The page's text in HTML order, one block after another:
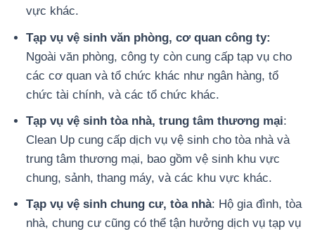
vực khác.
Tạp vụ vệ sinh văn phòng, cơ quan công ty:
Ngoài văn phòng, công ty còn cung cấp tạp vụ cho
các cơ quan và tổ chức khác như ngân hàng, tổ
chức tài chính, và các tổ chức khác.
Tạp vụ vệ sinh tòa nhà, trung tâm thương mại:
Clean Up cung cấp dịch vụ vệ sinh cho tòa nhà và
trung tâm thương mại, bao gồm vệ sinh khu vực
chung, sảnh, thang máy, và các khu vực khác.
Tạp vụ vệ sinh chung cư, tòa nhà: Hộ gia đình, tòa
nhà, chung cư cũng có thể tận hưởng dịch vụ tạp vụ